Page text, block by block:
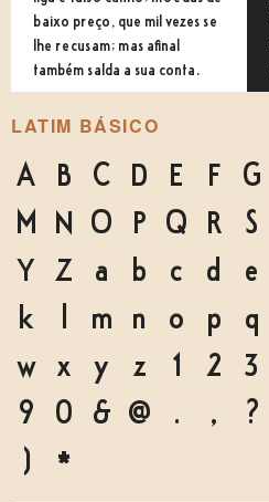
baixo preço, que mil vezes se
lhe recusam; mas afinal
também salda a sua conta.
LATIM BÁSICO
A B C D E F G
M N O P Q R S
Y Z a b c d e
k
l m n o p q
w x y z 1 2 3
9 0 & @ . , ?
)
*